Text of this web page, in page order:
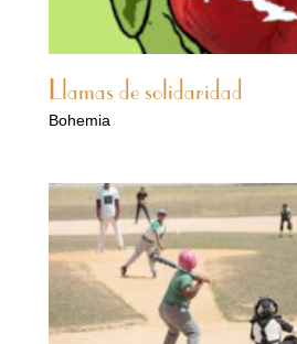
Llamas de solidaridad
Bohemia